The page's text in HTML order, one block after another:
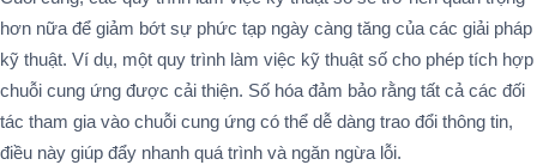
hơn nữa để giảm bớt sự phức tạp ngày càng tăng của các giải pháp
kỹ thuật. Ví dụ, một quy trình làm việc kỹ thuật số cho phép tích hợp
chuỗi cung ứng được cải thiện. Số hóa đảm bảo rằng tất cả các đối
tác tham gia vào chuỗi cung ứng có thể dễ dàng trao đổi thông tin,
điều này giúp đẩy nhanh quá trình và ngăn ngừa lỗi.